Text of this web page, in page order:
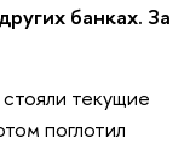
банках. За
текущие
поглотил